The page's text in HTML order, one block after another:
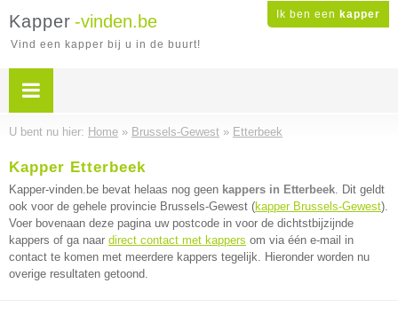
Ik ben een kapper
Kapper -vinden.be
Vind een kapper bij u in de buurt!
U bent nu hier: Home » Brussels-Gewest » Etterbeek
Kapper Etterbeek
Kapper-vinden.be bevat helaas nog geen kappers in Etterbeek. Dit geldt
ook voor de gehele provincie Brussels-Gewest (kapper Brussels-Gewest).
Voer bovenaan deze pagina uw postcode in voor de dichtstbijzijnde
kappers of ga naar direct contact met kappers om via één e-mail in
contact te komen met meerdere kappers tegelijk. Hieronder worden nu
overige resultaten getoond.